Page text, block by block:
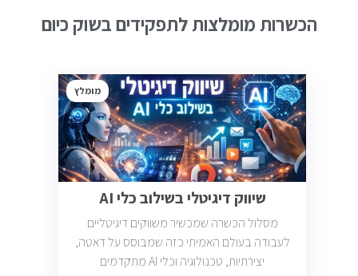
הכשרות מומלצות לתפקידים בשוק כיום
מומלץ
שיווק דיגיטלי בשילוב כלי AI
מסלול הכשרה שמכשיר משווקים דיגיטליים
לעבודה בעולם האמיתי כזה שמבוסס על דאטה,
יצירתיות, טכנולוגיה וכלי AI מתקדמים